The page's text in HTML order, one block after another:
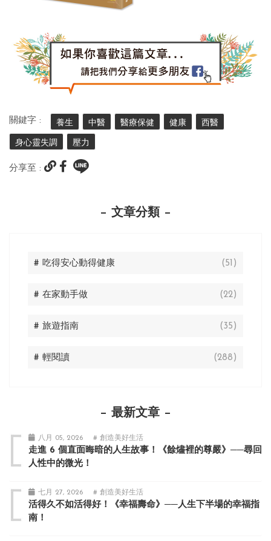
關鍵字 : 養生 中醫 醫療保健 健康 西醫
身心靈失調 壓力
分享至 :
文章分類
# 吃得安心動得健康 (51)
# 在家動手做 (22)
# 旅遊指南 (35)
# 輕閱讀 (288)
最新文章
八月 05, 2026 # 創造美好生活
走進 6 個直面晦暗的人生故事！《餘燼裡的尊嚴》──尋回
人性中的微光！
七月 27, 2026 # 創造美好生活
活得久不如活得好！《幸福壽命》──人生下半場的幸福指
南！